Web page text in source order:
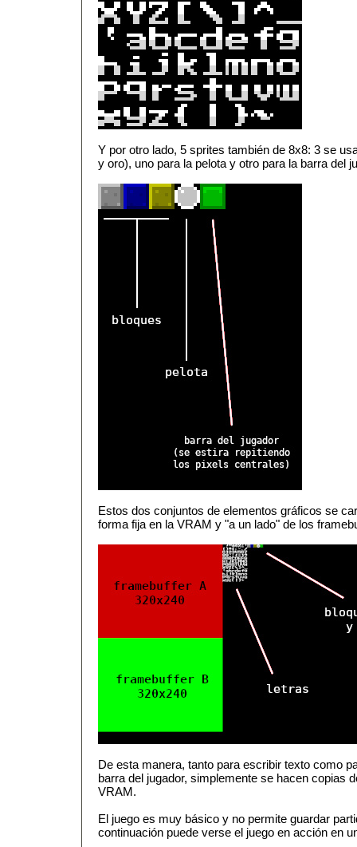
Y por otro lado, 5 sprites también de 8x8: 3 se
y oro), uno para la pelota y otro para la barra del
Estos dos conjuntos de elementos gráficos se
forma fija en la VRAM y "a un lado" de los
De esta manera, tanto para escribir texto como
barra del jugador, simplemente se hacen copias
VRAM.
El juego es muy básico y no permite guardar
continuación puede verse el juego en acción en